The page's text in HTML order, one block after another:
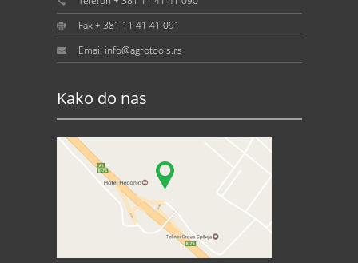
Fax + 381 11 41 41 091
Email info@agrotools.rs
Kako do nas